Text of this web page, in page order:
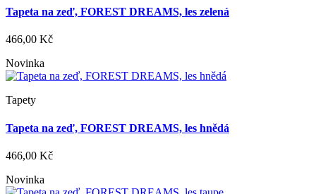
Tapeta na zeď, FOREST DREAMS, les zelená
466,00 Kč
Novinka
Tapety
Tapeta na zeď, FOREST DREAMS, les hnědá
466,00 Kč
Novinka